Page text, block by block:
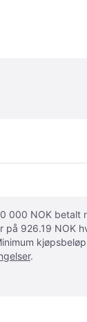
000 NOK betalt
på 926.19 NOK
.